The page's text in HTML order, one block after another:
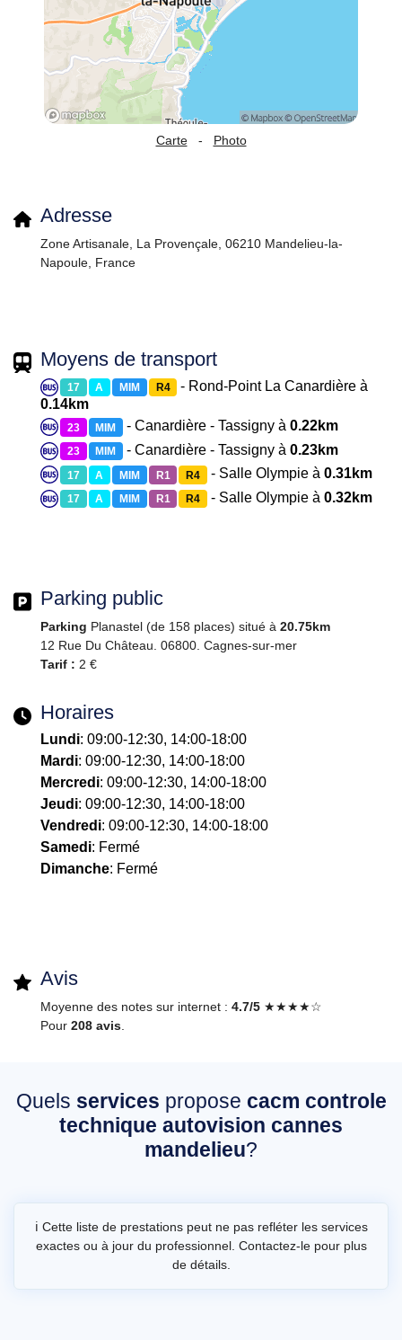
Carte - Photo
Adresse
Zone Artisanale, La Provençale, 06210 Mandelieu-la-
Napoule, France
Moyens de transport
17 A MIM R4
- Rond-Point La Canardière à
0.14km
23 MIM - Canardière - Tassigny à0.22km
23 MIM - Canardière - Tassigny à0.23km
17 A MIM R1 R4 - Salle Olympie à 0.31km
17 A MIM R1 R4 - Salle Olympie à 0.32km
Parking public
Parking Planastel (de 158 places) situé à 20.75km
12 Rue Du Château. 06800. Cagnes-sur-mer
Tarif : 2 €
Horaires
Lundi: 09:00-12:30, 14:00-18:00
Mardi: 09:00-12:30, 14:00-18:00
Mercredi: 09:00-12:30, 14:00-18:00
Jeudi: 09:00-12:30, 14:00-18:00
Vendredi: 09:00-12:30, 14:00-18:00
Samedi: Fermé
Dimanche: Fermé
Avis
Moyenne des notes sur internet : 4.7/5 ★★★★☆
Pour 208 avis
Quels services propose cacm controle
technique autovision cannes
mandelieu?
ℹ️ Cette liste de prestations peut ne pas refléter les services
exactes ou à jour du professionnel. Contactez-le pour plus
de détails.